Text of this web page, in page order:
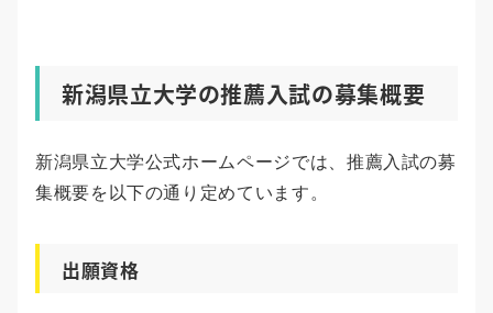
新潟県立大学の推薦入試の募集概要
新潟県立大学公式ホームページでは、推薦入試の募
集概要を以下の通り定めています。
出願資格